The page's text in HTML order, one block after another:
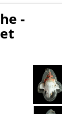
-